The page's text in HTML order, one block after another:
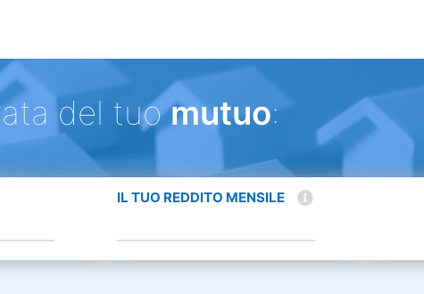
del tuomutuo:
IL TUO REDDITO MENSILE